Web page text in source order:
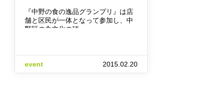
『中野の食の逸品グランプリ』は店
舗と区民が一体となって参加し、中
野区の食文化の頂…
event 2015.02.20